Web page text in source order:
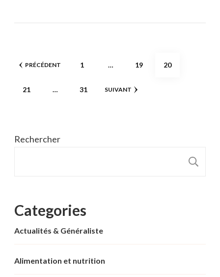
Pagination
publications
PRÉCÉDENT PAGE
1 … PAGE
19 PAGE
20
PAGE
21 … PAGE
31 SUIVANT
Rechercher
Categories
Actualités & Généraliste
Alimentation et nutrition